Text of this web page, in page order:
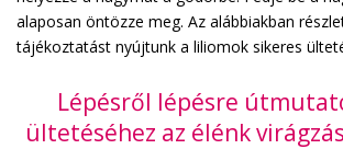
alaposan öntözze meg. Az alábbiakban
tájékoztatást nyújtunk a liliomok sikeres
Lépésről lépésre
ültetéséhez az élénk